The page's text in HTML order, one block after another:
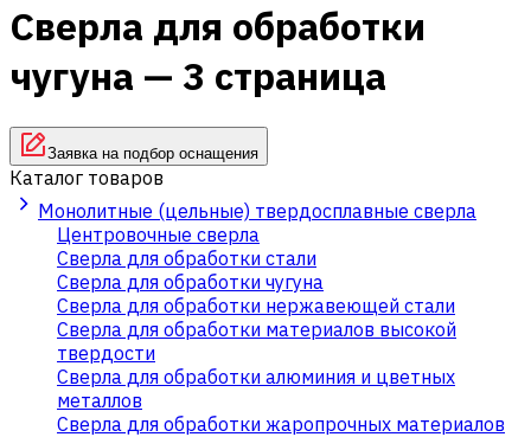
Сверла для обработки
чугуна — 3 страница
Заявка на подбор оснащения
Каталог товаров
Монолитные (цельные) твердосплавные сверла
Центровочные сверла
Сверла для обработки стали
Сверла для обработки чугуна
Сверла для обработки нержавеющей стали
Сверла для обработки материалов высокой
твердости
Сверла для обработки алюминия и цветных
металлов
Сверла для обработки жаропрочных материалов